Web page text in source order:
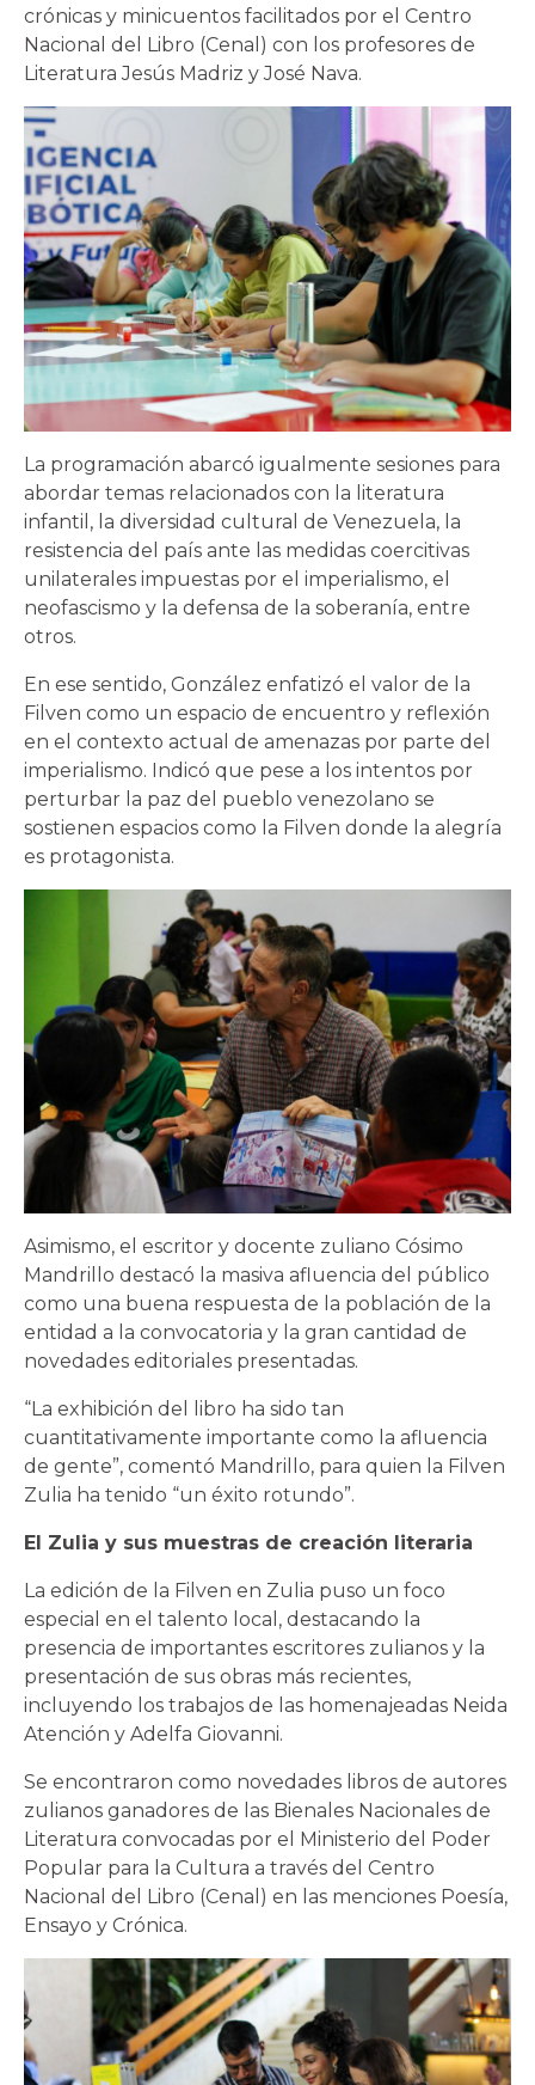
crónicas y minicuentos facilitados por el Centro
Nacional del Libro (Cenal) con los profesores de
Literatura Jesús Madriz y José Nava.
La programación abarcó igualmente sesiones para
abordar temas relacionados con la literatura
infantil, la diversidad cultural de Venezuela, la
resistencia del país ante las medidas coercitivas
unilaterales impuestas por el imperialismo, el
neofascismo y la defensa de la soberanía, entre
otros.
En ese sentido, González enfatizó el valor de la
Filven como un espacio de encuentro y reflexión
en el contexto actual de amenazas por parte del
imperialismo. Indicó que pese a los intentos por
perturbar la paz del pueblo venezolano se
sostienen espacios como la Filven donde la alegría
es protagonista.
Asimismo, el escritor y docente zuliano Cósimo
Mandrillo destacó la masiva afluencia del público
como una buena respuesta de la población de la
entidad a la convocatoria y la gran cantidad de
novedades editoriales presentadas.
“La exhibición del libro ha sido tan
cuantitativamente importante como la afluencia
de gente”, comentó Mandrillo, para quien la Filven
Zulia ha tenido “un éxito rotundo”.
El Zulia y sus muestras de creación literaria
La edición de la Filven en Zulia puso un foco
especial en el talento local, destacando la
presencia de importantes escritores zulianos y la
presentación de sus obras más recientes,
incluyendo los trabajos de las homenajeadas Neida
Atención y Adelfa Giovanni.
Se encontraron como novedades libros de autores
zulianos ganadores de las Bienales Nacionales de
Literatura convocadas por el Ministerio del Poder
Popular para la Cultura a través del Centro
Nacional del Libro (Cenal) en las menciones Poesía,
Ensayo y Crónica.